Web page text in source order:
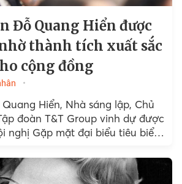
Đỗ Quang Hiển được
thành tích xuất sắc
cộng đồng
Hiển, Nhà sáng lập, Chủ
đoàn T&T Group vinh dự được
nghị Gặp mặt đại biểu tiêu biểu